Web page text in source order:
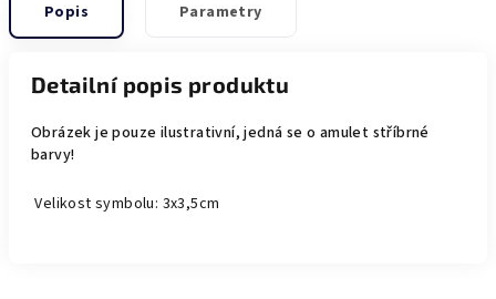
Popis Parametry
Detailní popis produktu
Obrázek je pouze ilustrativní, jedná se o amulet stříbrné
barvy!
Velikost symbolu: 3x3,5cm